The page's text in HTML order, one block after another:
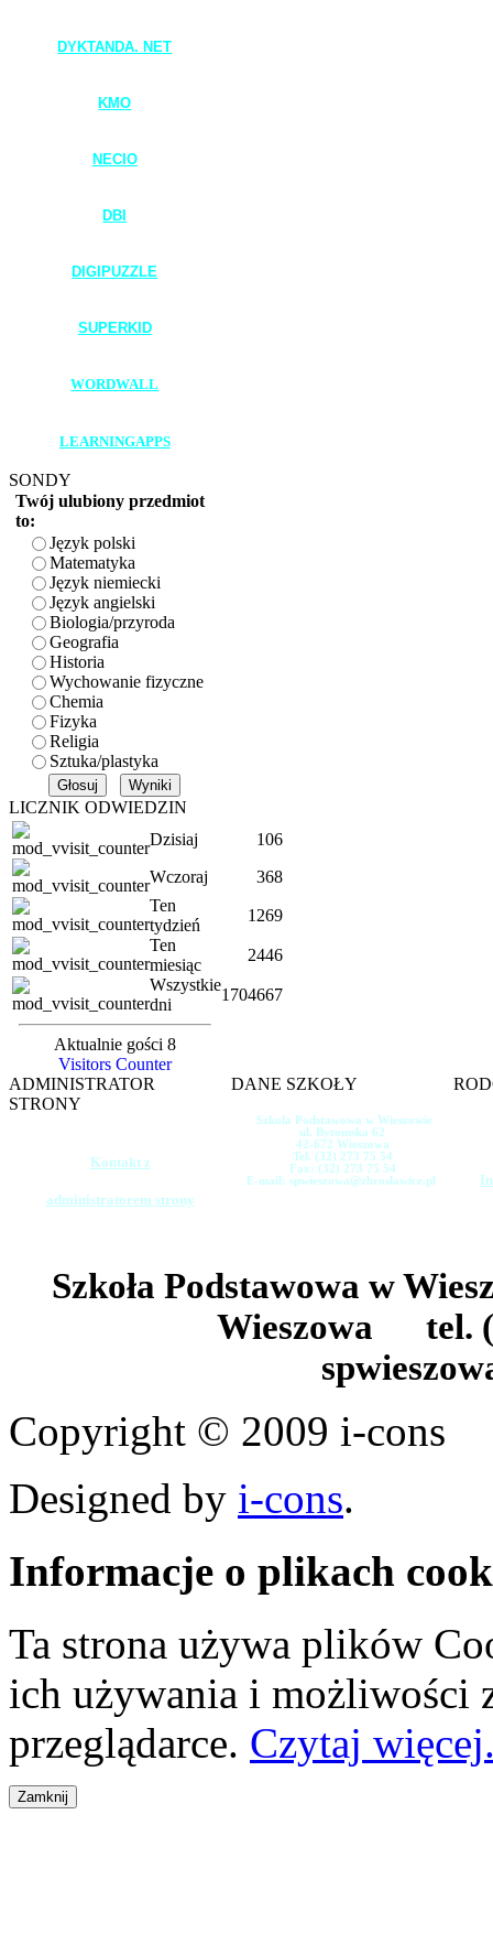
DYKTANDA. NET
KMO
NECIO
DBI
DIGIPUZZLE
SUPERKID
WORDWALL
LEARNINGAPPS
SONDY
Twój ulubiony przedmiot
to:
Język polski
Matematyka
Język niemiecki
Język angielski
Biologia/przyroda
Geografia
Historia
Wychowanie fizyczne
Chemia
Fizyka
Religia
Sztuka/plastyka
LICZNIK ODWIEDZIN
Dzisiaj
106
Wczoraj
368
Ten
tydzień
1269
Ten
miesiąc
2446
Wszystkie
dni
1704667
Aktualnie gości 8
Visitors Counter
ADMINISTRATOR
STRONY
Kontakt z
administratorem strony
DANE SZKOŁY
Szkoła Podstawowa w Wieszowie
ul. Bytomska 62
42-672 Wieszowa
Tel. (32) 273 75 54
Fax: (32) 273 75 54
E-mail: spwieszowa@zbroslawice.pl
Szkoła Podstawowa w
Wieszowa tel.
Copyright © 2009 i-cons
Designed by i-cons.
Informacje o plikach
Ta strona używa plików
ich używania i możliwości
przeglądarce. Czytaj